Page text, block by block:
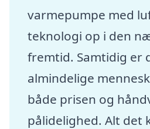
varmepumpe med
teknologi op i den
fremtid. Samtidig er
almindelige
både prisen og
pålidelighed. Alt det